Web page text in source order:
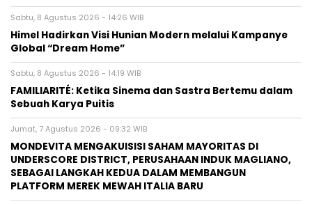
Sabtu, 8 Agustus 2026 - 14:26 WIB
Himel Hadirkan Visi Hunian Modern melalui Kampanye
Global “Dream Home”
Sabtu, 8 Agustus 2026 - 14:19 WIB
FAMILIARITÉ: Ketika Sinema dan Sastra Bertemu dalam
Sebuah Karya Puitis
Jumat, 7 Agustus 2026 - 09:32 WIB
MONDEVITA MENGAKUISISI SAHAM MAYORITAS DI
UNDERSCORE DISTRICT, PERUSAHAAN INDUK MAGLIANO,
SEBAGAI LANGKAH KEDUA DALAM MEMBANGUN
PLATFORM MEREK MEWAH ITALIA BARU